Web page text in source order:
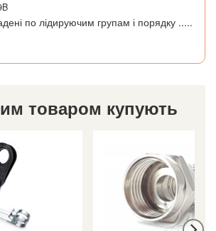
по лідируючим групам і порядку .....
товаром купують